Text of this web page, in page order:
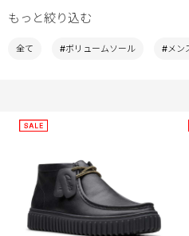
もっと絞り込む
全て #ボリュームソール #メン